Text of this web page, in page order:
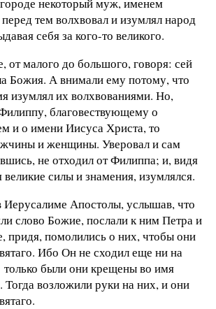
некоторый муж, именем
тем волхвовал и изумлял народ
себя за кого-то великого.
от малого до большого, говоря: сей
Божия. А внимали ему потому, что
изумлял их волхвованиями. Но,
благовествующему о
и о имени Иисуса Христа, то
и женщины. Уверовал и сам
не отходил от Филиппа; и, видя
силы и знамения, изумлялся.
Апостолы, услышав, что
слово Божие, послали к ним Петра и
придя, помолились о них, чтобы они
Ибо Он не сходил еще ни на
только были они крещены во имя
возложили руки на них, и они